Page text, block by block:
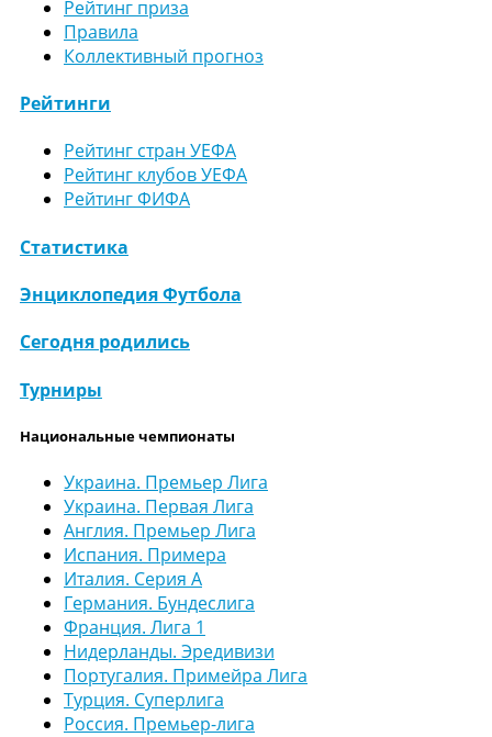
Рейтинг приза
Правила
Коллективный прогноз
Рейтинги
Рейтинг стран УЕФА
Рейтинг клубов УЕФА
Рейтинг ФИФА
Статистика
Энциклопедия Футбола
Сегодня родились
Турниры
Национальные чемпионаты
Украина. Премьер Лига
Украина. Первая Лига
Англия. Премьер Лига
Испания. Примера
Италия. Серия А
Германия. Бундеслига
Франция. Лига 1
Нидерланды. Эредивизи
Португалия. Примейра Лига
Турция. Суперлига
Россия. Премьер-лига